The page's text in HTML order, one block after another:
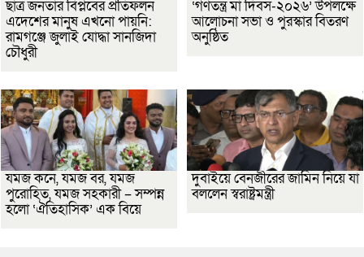
ছাত্র জনতার বিপ্লবের প্রতিফলন
এদেশের মানুষ এখনো পায়নি:
রামগঞ্জে জুলাই যোদ্ধা সানজিদা
চৌধুরী
‘গণতন্ত্র মা দিবস-২০২৬’ উপলক্ষে
আলোচনা সভা ও পুরস্কার বিতরণ
অনুষ্ঠিত
যমজ কনে, যমজ বর, যমজ
পুরোহিত, যমজ সহকারী – সম্পন্ন
হলো ‘ঐতিহাসিক’ এক বিয়ে
দুবাইয়ে বেনজীরের জামিন নিয়ে যা
বললেন স্বরাষ্ট্রমন্ত্রী